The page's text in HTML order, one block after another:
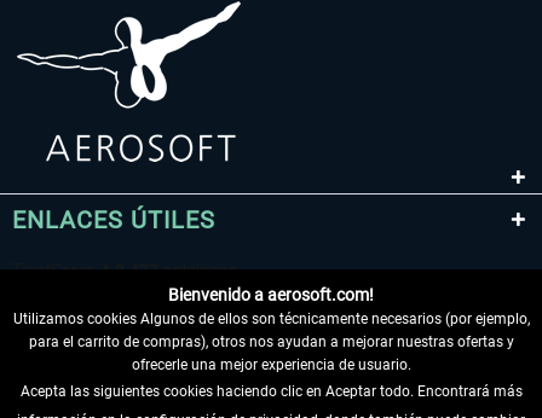
ENLACES ÚTILES
Bienvenido a aerosoft.com!
Utilizamos cookies Algunos de ellos son técnicamente necesarios (por ejemplo,
para el carrito de compras), otros nos ayudan a mejorar nuestras ofertas y
ofrecerle una mejor experiencia de usuario.
Acepta las siguientes cookies haciendo clic en Aceptar todo. Encontrará más